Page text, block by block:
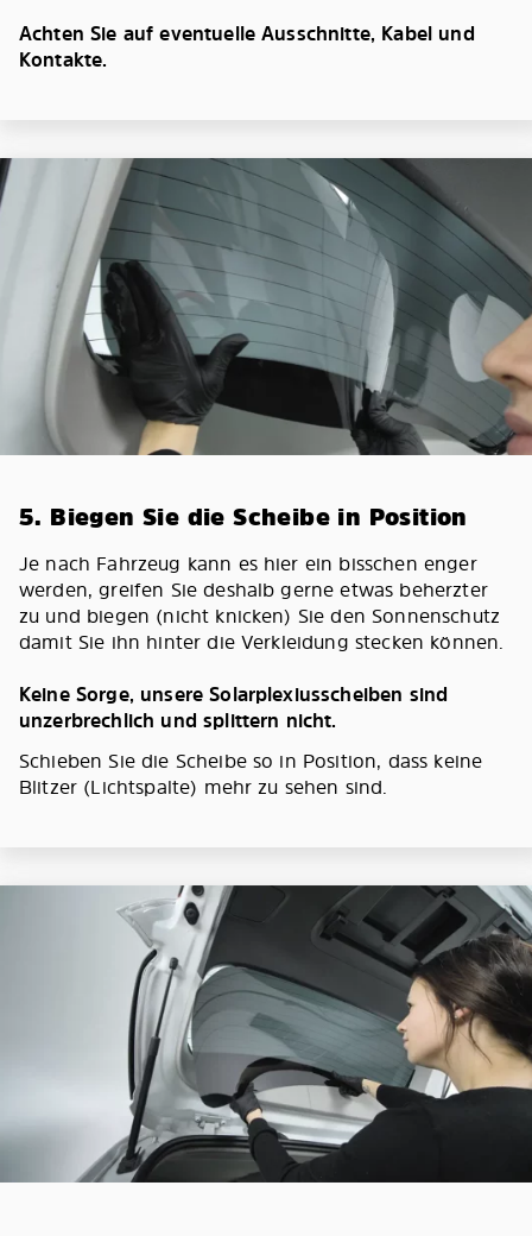
Achten Sie auf eventuelle Ausschnitte, Kabel und
Kontakte.
5. Biegen Sie die Scheibe in Position
Je nach Fahrzeug kann es hier ein bisschen enger
werden, greifen Sie deshalb gerne etwas beherzter
zu und biegen (nicht knicken) Sie den Sonnenschutz
damit Sie ihn hinter die Verkleidung stecken können.
Keine Sorge, unsere Solarplexiusscheiben sind
unzerbrechlich und splittern nicht.
Schieben Sie die Scheibe so in Position, dass keine
Blitzer (Lichtspalte) mehr zu sehen sind.